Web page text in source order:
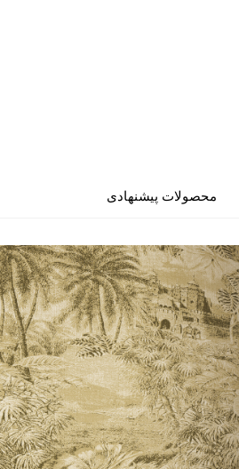
محصولات پیشنهادی